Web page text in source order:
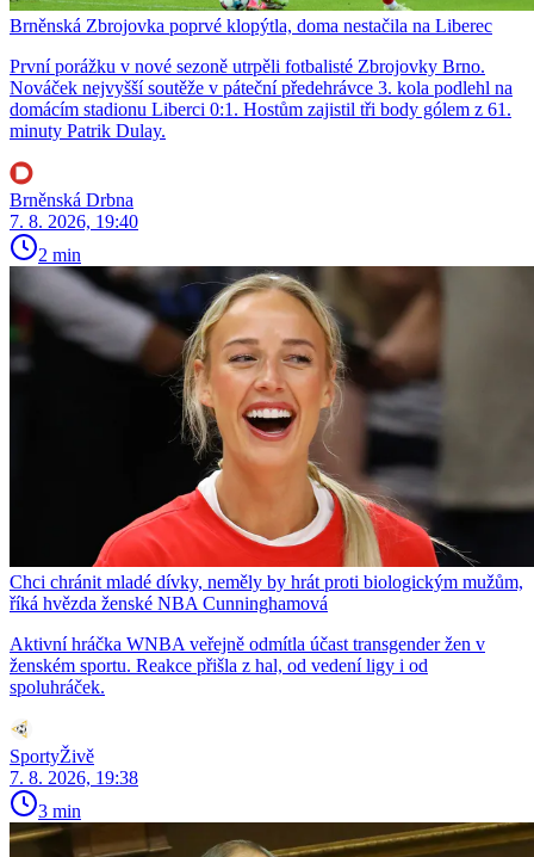
Brněnská Zbrojovka poprvé klopýtla, doma nestačila na Liberec
První porážku v nové sezoně utrpěli fotbalisté Zbrojovky Brno.
Nováček nejvyšší soutěže v páteční předehrávce 3. kola podlehl na
domácím stadionu Liberci 0:1. Hostům zajistil tři body gólem z 61.
minuty Patrik Dulay.
Brněnská Drbna
7. 8. 2026, 19:40
2 min
Chci chránit mladé dívky, neměly by hrát proti biologickým mužům,
říká hvězda ženské NBA Cunninghamová
Aktivní hráčka WNBA veřejně odmítla účast transgender žen v
ženském sportu. Reakce přišla z hal, od vedení ligy i od
spoluhráček.
SportyŽivě
7. 8. 2026, 19:38
3 min